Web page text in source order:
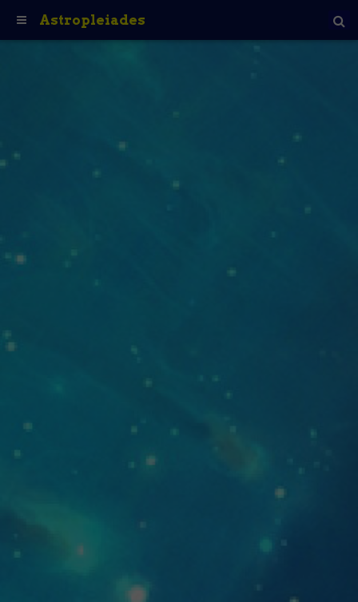
Astropleiades